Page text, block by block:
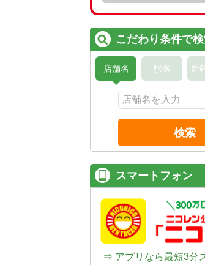
こだわり条件で
店舗名 駅名 新
検索
スマートフォン
⇒ アプリなら最短3分